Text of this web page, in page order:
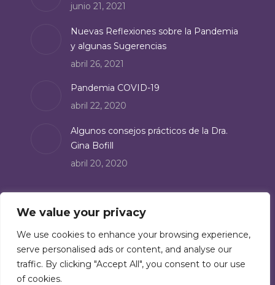
We value your privacy
We use cookies to enhance your browsing experience,
serve personalised ads or content, and analyse our
traffic. By clicking "Accept All", you consent to our use
of cookies.
windowjunio 21, 2021
Nuevas Reflexiones sobre la Pandemia
y algunas Sugerencias
abril 26, 2021
Pandemia COVID-19
abril 22, 2020
Algunos consejos prácticos de la Dra.
Gina Bofill
abril 20, 2020
Suscríbete